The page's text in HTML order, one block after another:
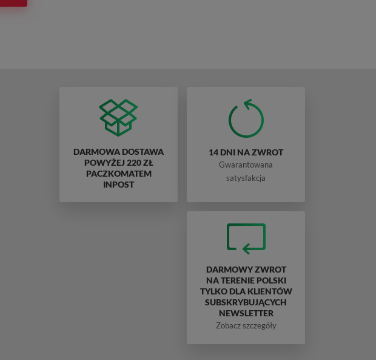
DARMOWA DOSTAWA
POWYŻEJ 220 ZŁ
PACZKOMATEM
INPOST
14 DNI NA ZWROT
Gwarantowana
satysfakcja
DARMOWY ZWROT
NA TERENIE POLSKI
TYLKO DLA KLIENTÓW
SUBSKRYBUJĄCYCH
NEWSLETTER
Zobacz szczegóły